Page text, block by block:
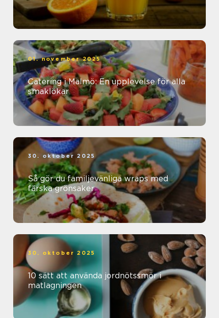
01. november 2025
Catering i Malmö: En upplevelse för alla
smaklökar
30. oktober 2025
Så gör du familjevänliga wraps med
färska grönsaker
30. oktober 2025
10 sätt att använda jordnötssmör i
matlagningen